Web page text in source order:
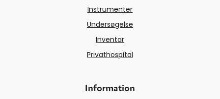
Instrumenter
Undersøgelse
Inventar
Privathospital
Information